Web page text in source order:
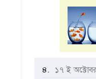
৪. ১৭ ই